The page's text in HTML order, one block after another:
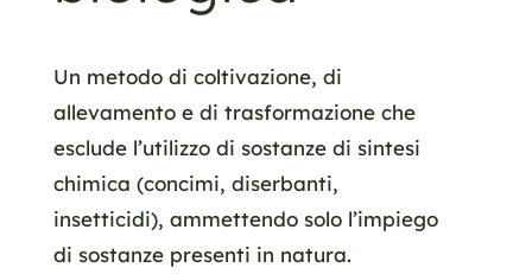
Un metodo di coltivazione, di
allevamento e di trasformazione che
esclude l’utilizzo di sostanze di sintesi
chimica (concimi, diserbanti,
insetticidi), ammettendo solo l’impiego
di sostanze presenti in natura.